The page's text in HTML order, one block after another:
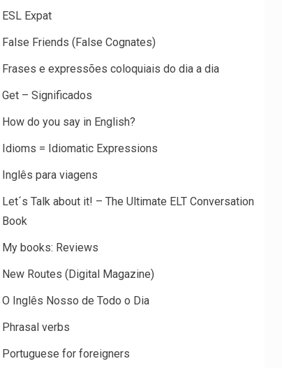
ESL Expat
False Friends (False Cognates)
Frases e expressões coloquiais do dia a dia
Get – Significados
How do you say in English?
Idioms = Idiomatic Expressions
Inglês para viagens
Let´s Talk about it! – The Ultimate ELT Conversation
Book
My books: Reviews
New Routes (Digital Magazine)
O Inglês Nosso de Todo o Dia
Phrasal verbs
Portuguese for foreigners